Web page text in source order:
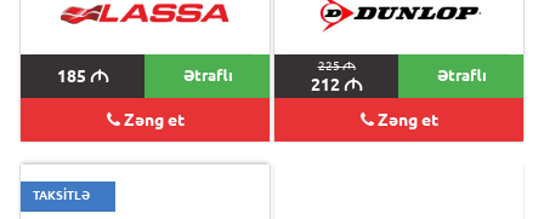
185 M Ətraflı
Zəng et
225M
212M Ətraflı
Zəng et
TAKSİTLƏ